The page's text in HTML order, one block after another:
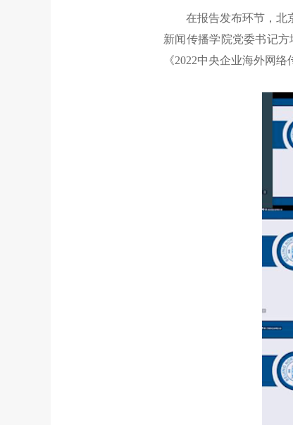
在报告发布环节，北京
新闻传播学院党委书记
《2022中央企业海外网络